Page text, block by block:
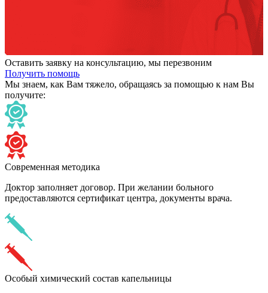
Оставить заявку на консультацию, мы перезвоним
Получить помощь
Мы знаем, как Вам тяжело, обращаясь за помощью к нам Вы
получите:
Современная методика
Доктор заполняет договор. При желании больного
предоставляются сертификат центра, документы врача.
Особый химический состав капельницы